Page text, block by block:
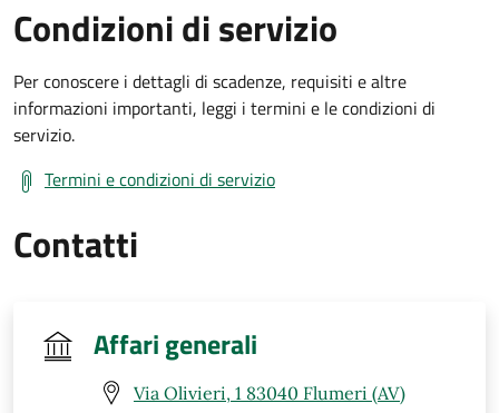
Condizioni di servizio
Per conoscere i dettagli di scadenze, requisiti e altre
informazioni importanti, leggi i termini e le condizioni di
servizio.
Termini e condizioni di servizio
Contatti
Affari generali
Via Olivieri, 1 83040 Flumeri (AV)